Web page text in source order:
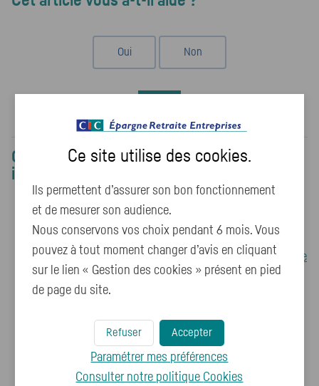
Oui Non
Ce contenu pourrait également vous
intéresser :
J'ai perdu, ou oublié, mon mot de passe, que puis-je
faire ?
Où trouver mon identifiant de connexion à mon espace
client ?
Je ne reçois pas de code par SMS, que dois-je faire ?
Ce site utilise des cookies.
Ils permettent d’assurer son bon fonctionnement
et de mesurer son audience.
Nous conservons vos choix pendant 6 mois. Vous
pouvez à tout moment changer d’avis en cliquant
sur le lien « Gestion des cookies » présent en pied
de page du site.
Accepter
Refuser
Paramétrer mes préférences
Consulter notre politique Cookies